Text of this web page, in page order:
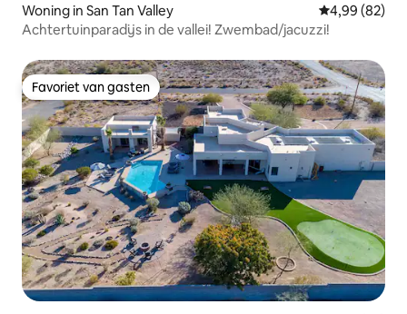
Woning in San Tan Valley Gemiddelde
4,99 (82)
Achtertuinparadijs in de vallei! Zwembad/jacuzzi!
Favoriet van gasten
Favoriet van gasten